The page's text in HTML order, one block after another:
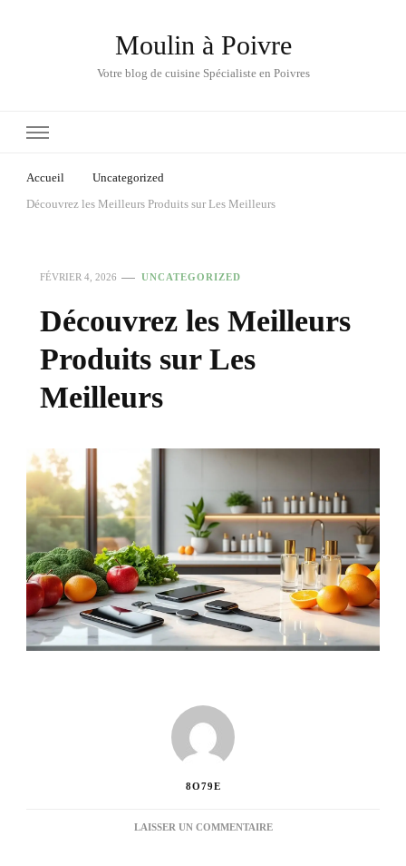
Moulin à Poivre
Votre blog de cuisine Spécialiste en Poivres
Accueil
Uncategorized
Découvrez les Meilleurs Produits sur Les Meilleurs
FÉVRIER 4, 2026 UNCATEGORIZED
Découvrez les Meilleurs
Produits sur Les
Meilleurs
8O79E
LAISSER UN COMMENTAIRESUR